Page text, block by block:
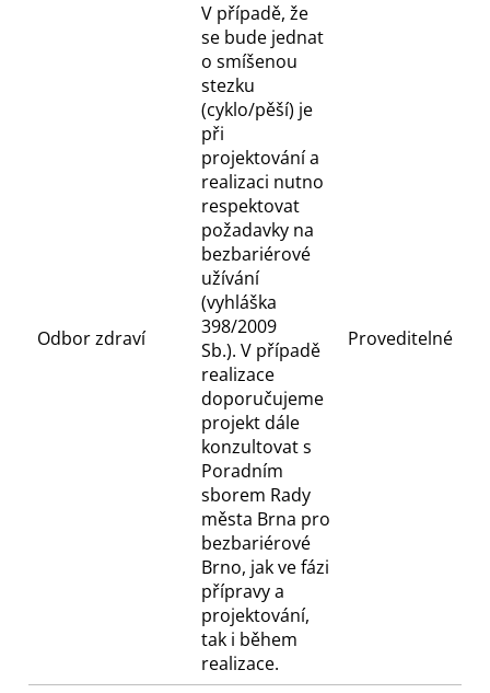
Odbor zdraví
V případě, že
se bude jednat
o smíšenou
stezku
(cyklo/pěší) je
při
projektování a
realizaci nutno
respektovat
požadavky na
bezbariérové
užívání
(vyhláška
398/2009
Sb.). V případě
realizace
doporučujeme
projekt dále
konzultovat s
Poradním
sborem Rady
města Brna pro
bezbariérové
Brno, jak ve fázi
přípravy a
projektování,
tak i během
realizace.
Proveditelné